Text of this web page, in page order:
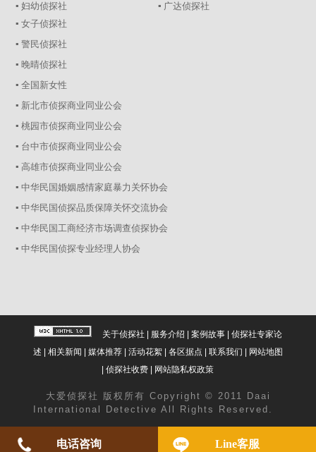
▪ 妇幼侦探社
▪ 广达侦探社
▪ 女子侦探社
▪ 警民侦探社
▪ 晚晴侦探社
▪ 全国新女性
▪ 新北市侦探商业同业公会
▪ 桃园市侦探商业同业公会
▪ 台中市侦探商业同业公会
▪ 高雄市侦探商业同业公会
▪ 中华民国婚姻感情家庭暴力关怀协会
▪ 中华民国侦探品质保障关怀交流协会
▪ 中华民国工商经济市场调查侦探协会
▪ 中华民国侦探专业经理人协会
关于侦探社 服务介绍 案例故事| 侦探社专家论
述
相关新闻 媒体推荐| 活动花絮| 各区据点 联系我们
网站地图
|侦探社收费 网站隐私权政策
大爱 侦探社
版权所有 Copyright © 2011 Daai
International Detective All Rights Reserved.
电话咨询 Line客服